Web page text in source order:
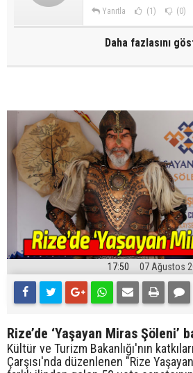
Yanıtla (1) (0)
Daha fazlasını
17:50 07 Ağustos
Rize’de ‘Yaşayan Miras Şöleni’
Kültür ve Turizm Bakanlığı'nın
Çarşısı'nda düzenlenen "Rize